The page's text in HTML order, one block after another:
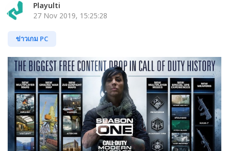
Playulti
27 Nov 2019, 15:25:28
ข่าวเกม PC